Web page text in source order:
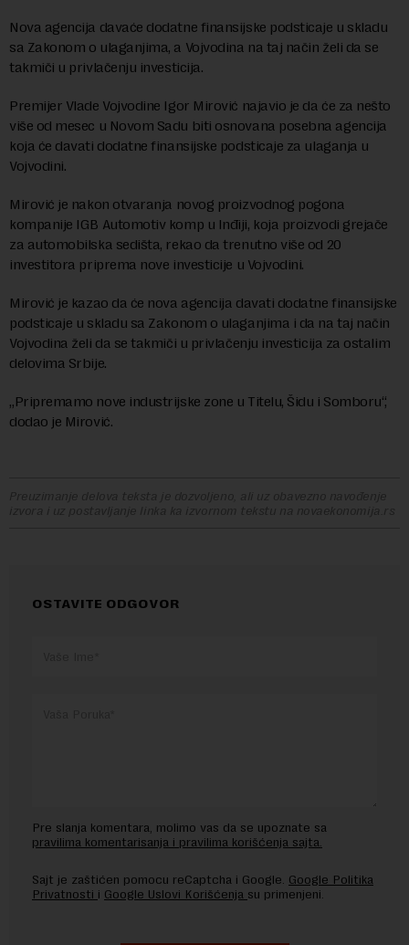
Nova agencija davaće dodatne finansijske podsticaje u skladu
sa Zakonom o ulaganjima, a Vojvodina na taj način želi da se
takmiči u privlačenju investicija.
Premijer Vlade Vojvodine Igor Mirović najavio je da će za nešto
više od mesec u Novom Sadu biti osnovana posebna agencija
koja će davati dodatne finansijske podsticaje za ulaganja u
Vojvodini.
Mirović je nakon otvaranja novog proizvodnog pogona
kompanije IGB Automotiv komp u Inđiji, koja proizvodi grejače
za automobilska sedišta, rekao da trenutno više od 20
investitora priprema nove investicije u Vojvodini.
Mirović je kazao da će nova agencija davati dodatne finansijske
podsticaje u skladu sa Zakonom o ulaganjima i da na taj način
Vojvodina želi da se takmiči u privlačenju investicija za ostalim
delovima Srbije.
„Pripremamo nove industrijske zone u Titelu, Šidu i Somboru“,
dodao je Mirović.
Preuzimanje delova teksta je dozvoljeno, ali uz obavezno navođenje
izvora i uz postavljanje linka ka izvornom tekstu na novaekonomija.rs
OSTAVITE ODGOVOR
Pre slanja komentara, molimo vas da se upoznate sa
pravilima komentarisanja i pravilima korišćenja sajta.
Sajt je zaštićen pomocu reCaptcha i Google. Google Politika
Privatnosti i Google Uslovi Korišćenja su primenjeni.